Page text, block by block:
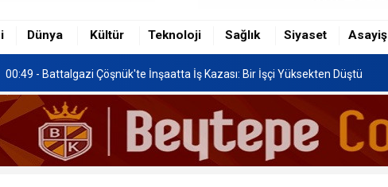
Dünya Kültür Teknoloji Sağlık Siyaset Asayiş
00:58 - Malatya’da Gastronomi Festivali, 8-16 Ağustos'ta Yapılacak
00:49 - Battalgazi Çöşnük'te İnşaatta İş Kazası: Bir İşçi Yüksekten Düştü
01:00 - İkizce'de Freni Boşalan Hafriyat Kamyonu TOKİ Konutlarına Çarptı